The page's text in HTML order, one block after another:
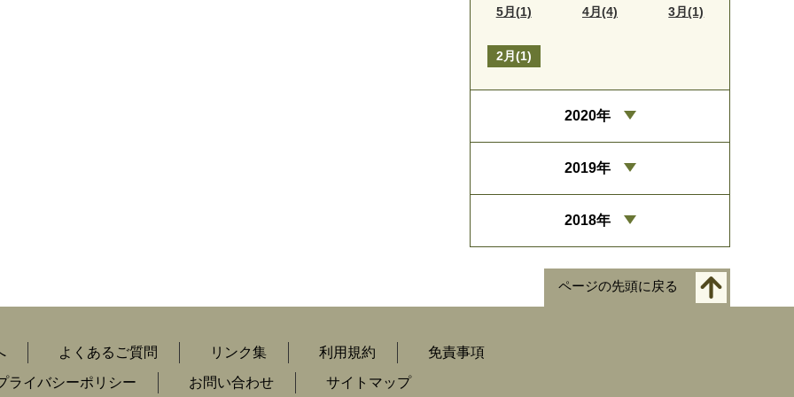
5月(1) 4月(4) 3月(1)
2月(1)
2020年
2019年
2018年
ページの先頭に戻る
よくあるご質問 リンク集 利用規約
免責事項
ライバシーポリシー
お問い合わせ サイトマップ